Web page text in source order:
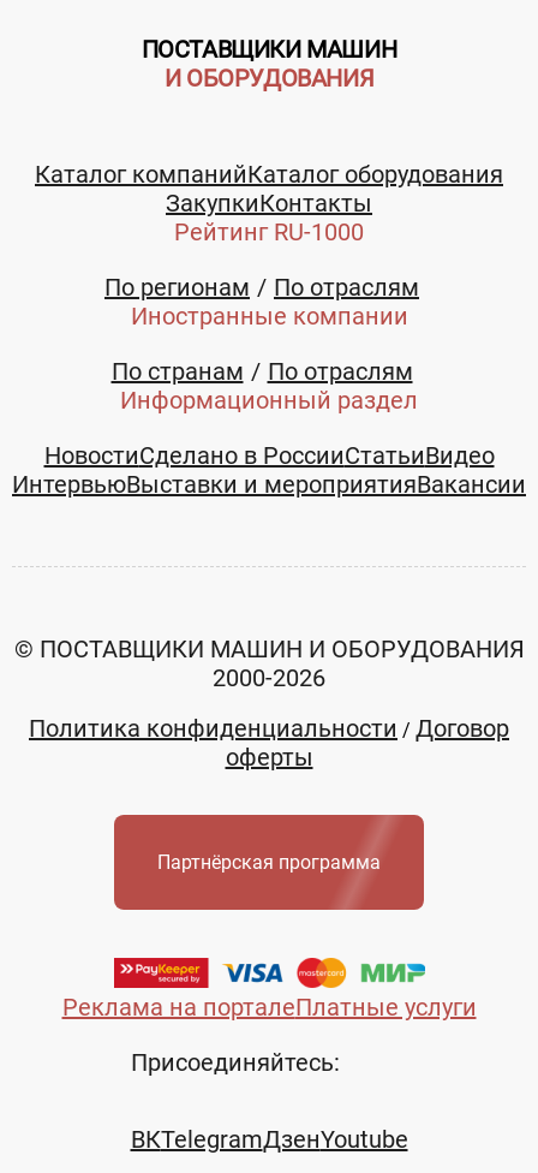
ПОСТАВЩИКИ МАШИН
И ОБОРУДОВАНИЯ
Каталог компанийКаталог оборудования
ЗакупкиКонтакты
Рейтинг RU-1000
По регионам
По отраслям
Иностранные компании
По странам
По отраслям
Информационный раздел
НовостиСделано в РоссииСтатьиВидео
ИнтервьюВыставки и мероприятияВакансии
Реклама на порталеПлатные услуги
© ПОСТАВЩИКИ МАШИН И ОБОРУДОВАНИЯ
2000-2026
Политика конфиденциальности / Договор
оферты
Партнёрская программа
Присоединяйтесь:
ВКTelegramДзенYoutube